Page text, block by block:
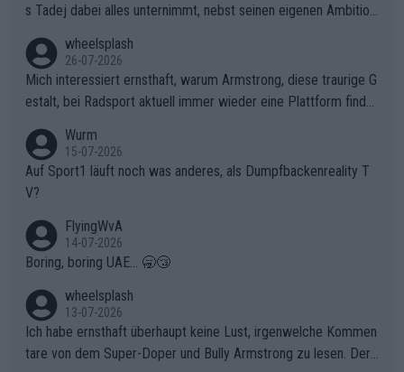
s Tadej dabei alles unternimmt, nebst seinen eigenen Ambition
ganze Team auch mental stark zu machen und konkret am Erf
olg teilzuhaben, ist ihm ganz hoch anzurechnen. Das ist ein Zei
chen weit über den Radsport hinaus.
wheelsplash
26-07-2026
Mich interessiert ernsthaft, warum Armstrong, diese traurige G
estalt, bei Radsport aktuell immer wieder eine Plattform finde
Wurm
15-07-2026
Auf Sport1 läuft noch was anderes, als Dumpfbackenreality T
V?
FlyingWvA
14-07-2026
Boring, boring UAE... 🥱😴
wheelsplash
13-07-2026
Ich habe ernsthaft überhaupt keine Lust, irgenwelche Kommen
tare von dem Super-Doper und Bully Armstrong zu lesen. Der